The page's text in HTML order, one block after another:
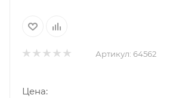
Артикул: 64562
Цена: